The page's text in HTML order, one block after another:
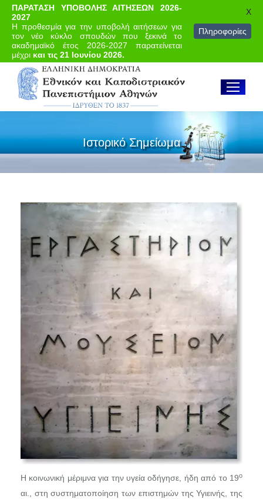
Ιστορικό Σημείωμα
Η κοινωνική μέριμνα για την υγεία οδήγησε, ήδη από το 19ο
αι., στη συστηματοποίηση των επιστημών της Υγιεινής, της
ΠΑΡΑΤΑΣΗ ΥΠΟΒΟΛΗΣ ΑΙΤΗΣΕΩΝ 2026-
2027
Η προθεσμία για την υποβολή αιτήσεων για
τον νέο κύκλο σπουδών που ξεκινά το
ακαδημαϊκό έτος 2026-2027 παρατείνεται
μέχρι και τις 21 Ιουνίου 2026.
Πληροφορίες
X